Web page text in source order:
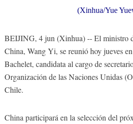
(Xinhua/Yue
BEIJING, 4 jun (Xinhua) -- El ministro
China, Wang Yi, se reunió hoy jueves
Bachelet, candidata al cargo de
Organización de las Naciones Unidas
Chile.
China participará en la selección del